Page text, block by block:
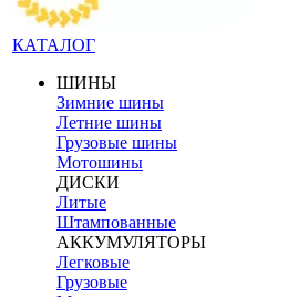
КАТАЛОГ
ШИНЫ
Зимние шины
Летние шины
Грузовые шины
Мотошины
ДИСКИ
Литые
Штампованные
АККУМУЛЯТОРЫ
Легковые
Грузовые